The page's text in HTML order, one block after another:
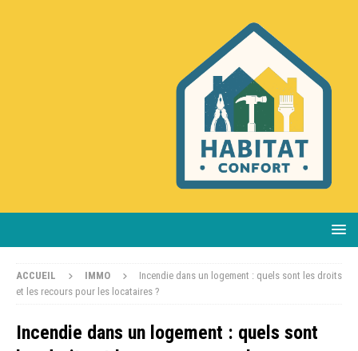
ACCUEIL IMMO
Incendie dans un logement : quels sont les droits
et les recours pour les locataires ?
Incendie dans un logement : quels sont